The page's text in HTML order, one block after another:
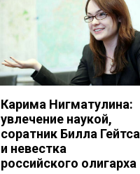
Карима Нигматулина:
увлечение наукой,
соратник Билла Гейтса
и невестка
российского олигарха